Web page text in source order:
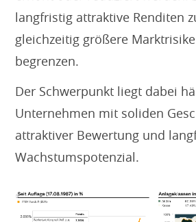
langfristig attraktive Renditen
gleichzeitig größere
begrenzen.
Der Schwerpunkt liegt dabei
Unternehmen mit soliden
attraktiver Bewertung und
Wachstumspotenzial.